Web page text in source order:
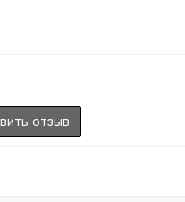
отзыв